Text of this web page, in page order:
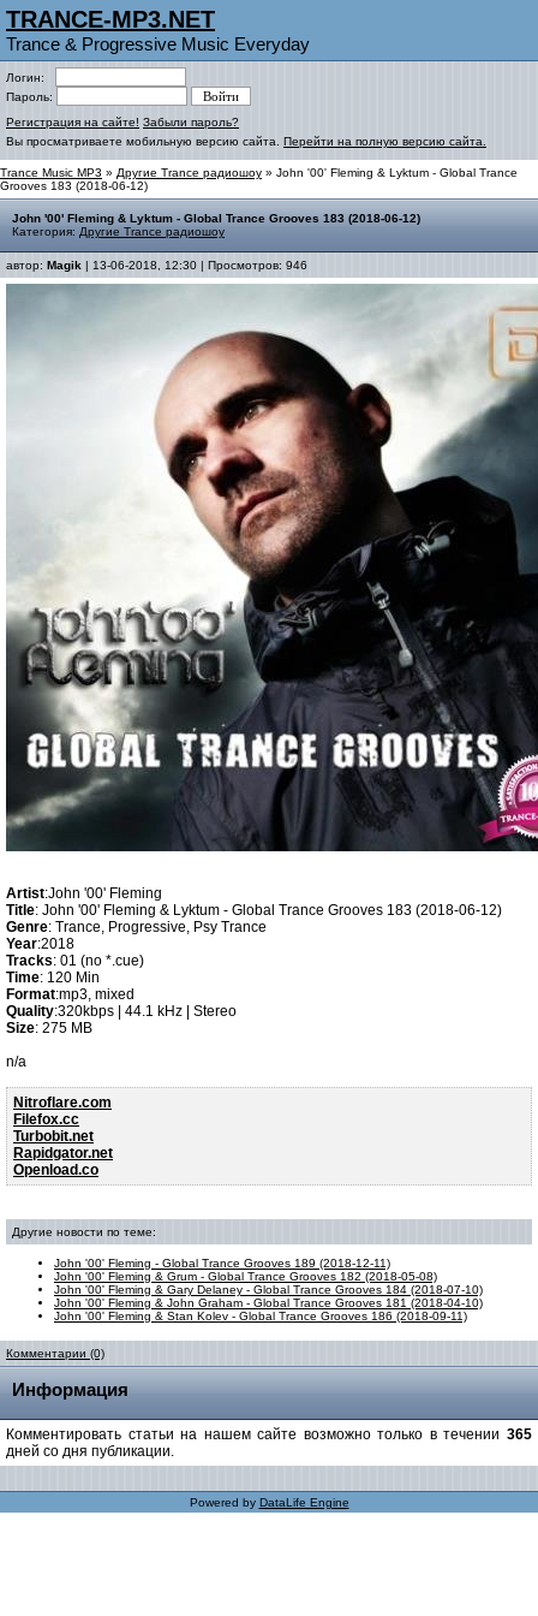
TRANCE-MP3.NET
Trance & Progressive Music Everyday
Логин:
Пароль:
Регистрация на сайте! Забыли пароль?
Вы просматриваете мобильную версию сайта. Перейти на полную версию сайта.
Trance Music MP3 » Другие Trance радиошоу » John '00' Fleming & Lyktum - Global Trance
Grooves 183 (2018-06-12)
John '00' Fleming & Lyktum - Global Trance Grooves 183 (2018-06-12)
Категория: Другие Trance радиошоу
автор: Magik | 13-06-2018, 12:30 | Просмотров: 946
Artist:John '00' Fleming
Title: John '00' Fleming & Lyktum - Global Trance Grooves 183 (2018-06-12)
Genre: Trance, Progressive, Psy Trance
Year:2018
Tracks: 01 (no *.cue)
Time: 120 Min
Format:mp3, mixed
Quality:320kbps | 44.1 kHz | Stereo
Size: 275 MB
n/a
Nitroflare.com
Filefox.cc
Turbobit.net
Rapidgator.net
Openload.co
Другие новости по теме:
John '00' Fleming - Global Trance Grooves 189 (2018-12-11)
John '00' Fleming & Grum - Global Trance Grooves 182 (2018-05-08)
John '00' Fleming & Gary Delaney - Global Trance Grooves 184 (2018-07-10)
John '00' Fleming & John Graham - Global Trance Grooves 181 (2018-04-10)
John '00' Fleming & Stan Kolev - Global Trance Grooves 186 (2018-09-11)
Комментарии (0)
Информация
Комментировать статьи на нашем сайте возможно только в течении 365
дней со дня публикации.
Powered by DataLife Engine